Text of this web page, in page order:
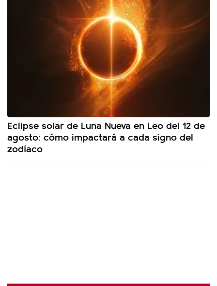
Eclipse solar de Luna Nueva en Leo del 12 de
agosto: cómo impactará a cada signo del
zodíaco